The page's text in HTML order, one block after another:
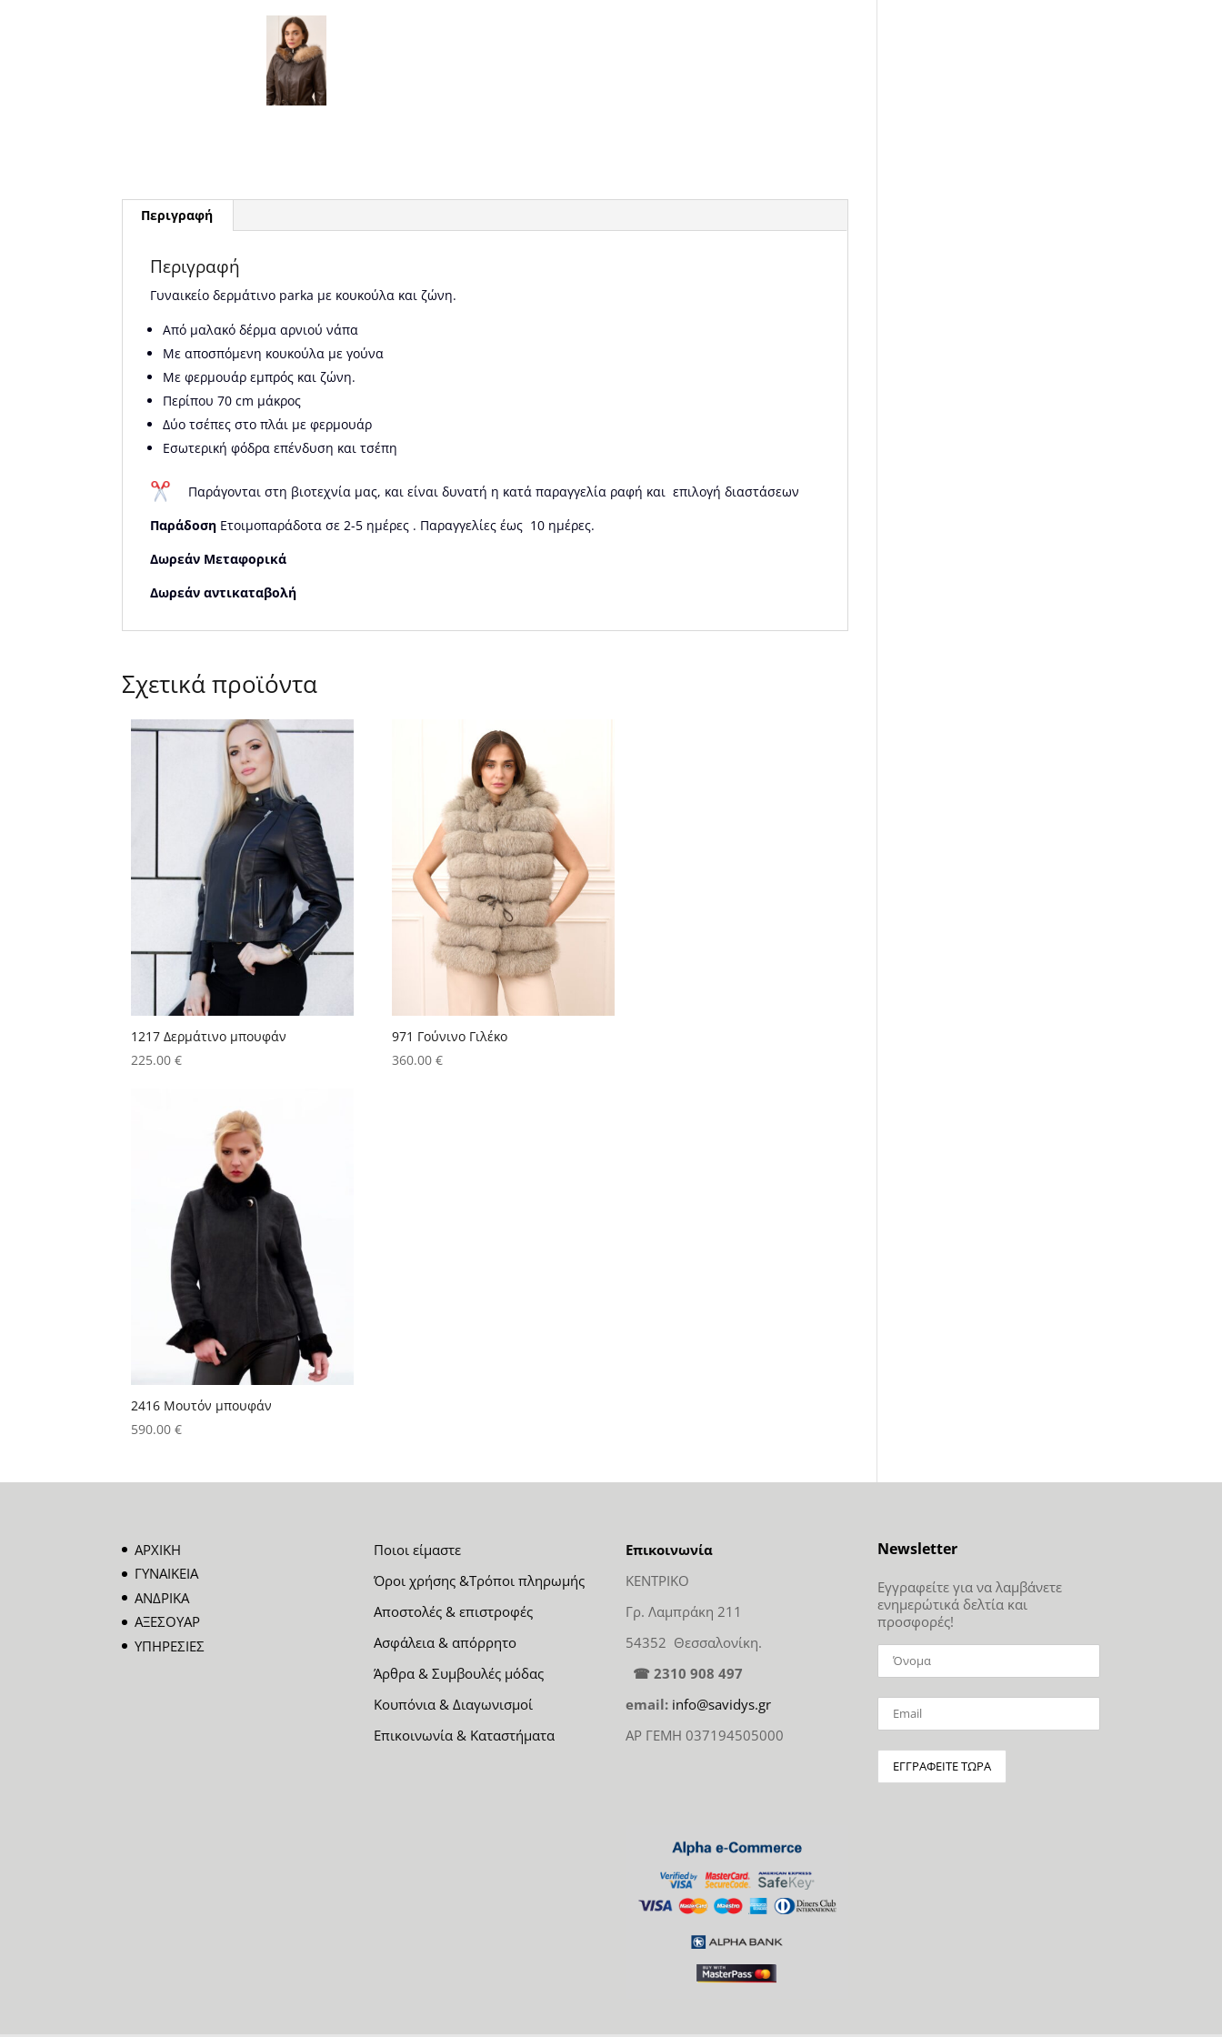
Περιγραφή
Περιγραφή
Γυναικείο δερμάτινο parka με κουκούλα και ζώνη.
Από μαλακό δέρμα αρνιού νάπα
Με αποσπόμενη κουκούλα με γούνα
Με φερμουάρ εμπρός και ζώνη.
Περίπου 70 cm μάκρος
Δύο τσέπες στο πλάι με φερμουάρ
Εσωτερική φόδρα επένδυση και τσέπη
Παράγονται στη βιοτεχνία μας, και είναι δυνατή η κατά παραγγελία ραφή και επιλογή διαστάσεων
Παράδοση Ετοιμοπαράδοτα σε 2-5 ημέρες . Παραγγελίες έως 10 ημέρες.
Δωρεάν Μεταφορικά
Δωρεάν αντικαταβολή
Σχετικά προϊόντα
1217 Δερμάτινο μπουφάν
225.00€
971 Γούνινο Γιλέκο
360.00€
2416 Μουτόν μπουφάν
590.00€
ΑΡΧΙΚΗ
ΓΥΝΑΙΚΕΙΑ
ΑΝΔΡΙΚΑ
ΑΞΕΣΟΥΑΡ
ΥΠΗΡΕΣΙΕΣ
Ποιοι είμαστε
Όροι χρήσης &Τρόποι πληρωμής
Αποστολές & επιστροφές
Ασφάλεια & απόρρητο
Άρθρα & Συμβουλές μόδας
Κουπόνια & Διαγωνισμοί
Επικοινωνία & Καταστήματα
Επικοινωνία
ΚΕΝΤΡΙΚΟ
Γρ. Λαμπράκη 211
54352 Θεσσαλονίκη.
☎ 2310 908 497
email: info@savidys.gr
ΑΡ ΓΕΜΗ 037194505000
Newsletter
Εγγραφείτε για να λαμβάνετε
ενημερώτικά δελτία και
προσφορές!